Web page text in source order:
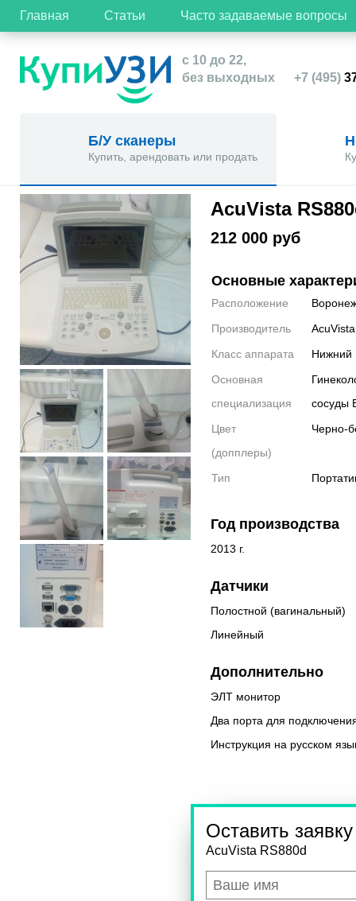
Главная Статьи Часто задаваемые вопросы
с 10 до 22,
без выходных
+7 (495)
Б/У сканеры
Купить, арендовать или продать
AcuVista
212 000 руб
Основные
Расположение
Производитель
AcuVista
Класс аппарата
Нижний
Основная
специализация
сосуды
Цвет
(допплеры)
Черно-
Тип
Год производства
2013 г.
Датчики
Полостной (вагинальный)
Линейный
Дополнительно
ЭЛТ монитор
Два порта для
Инструкция на русском
Оставить заявку
AcuVista RS880d